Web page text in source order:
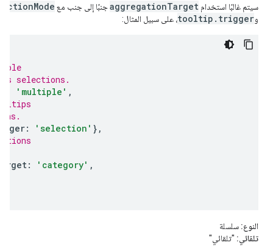
سيتم غالبًا استخدام aggregationTargetجنبًا إلى جنب مع
وtooltip.trigger، على سبيل المثال:
selections.
'multiple' ,
: 'selection' },
: 'category' ,
النوع: سلسلة
تلقائي: "تلقائي"